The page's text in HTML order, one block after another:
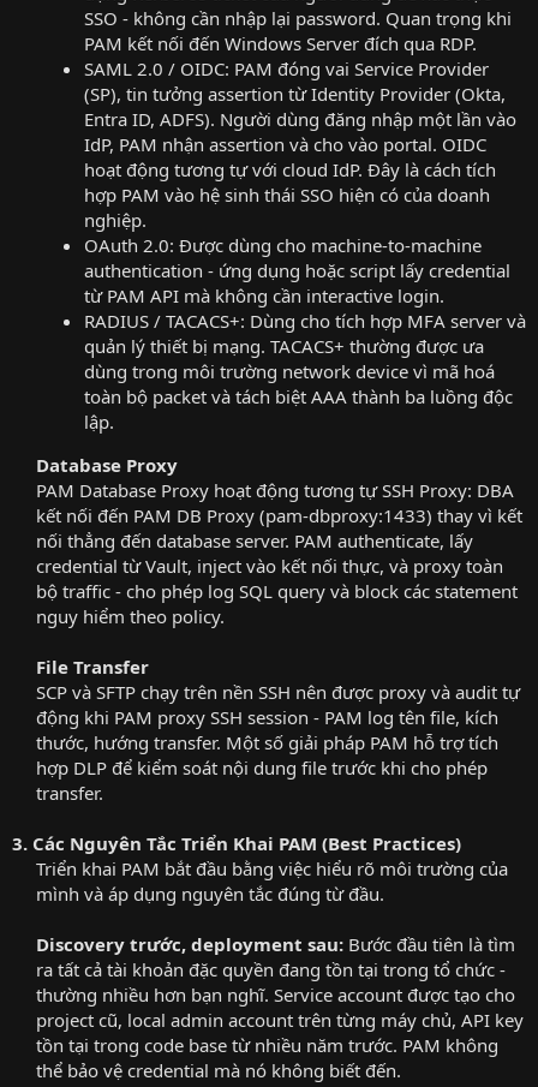
SSO - không cần nhập lại password. Quan trọng khi
PAM kết nối đến Windows Server đích qua RDP.
SAML 2.0 / OIDC: PAM đóng vai Service Provider
(SP), tin tưởng assertion từ Identity Provider (Okta,
Entra ID, ADFS). Người dùng đăng nhập một lần vào
IdP, PAM nhận assertion và cho vào portal. OIDC
hoạt động tương tự với cloud IdP. Đây là cách tích
hợp PAM vào hệ sinh thái SSO hiện có của doanh
nghiệp.
OAuth 2.0: Được dùng cho machine-to-machine
authentication - ứng dụng hoặc script lấy credential
từ PAM API mà không cần interactive login.
RADIUS / TACACS+: Dùng cho tích hợp MFA server và
quản lý thiết bị mạng. TACACS+ thường được ưa
dùng trong môi trường network device vì mã hoá
toàn bộ packet và tách biệt AAA thành ba luồng độc
lập.
Database Proxy
PAM Database Proxy hoạt động tương tự SSH Proxy: DBA
kết nối đến PAM DB Proxy (pam-dbproxy:1433) thay vì kết
nối thẳng đến database server. PAM authenticate, lấy
credential từ Vault, inject vào kết nối thực, và proxy toàn
bộ traffic - cho phép log SQL query và block các statement
nguy hiểm theo policy.​
File Transfer
SCP và SFTP chạy trên nền SSH nên được proxy và audit tự
động khi PAM proxy SSH session - PAM log tên file, kích
thước, hướng transfer. Một số giải pháp PAM hỗ trợ tích
hợp DLP để kiểm soát nội dung file trước khi cho phép
transfer.​
3. Các Nguyên Tắc Triển Khai PAM (Best Practices)
Triển khai PAM bắt đầu bằng việc hiểu rõ môi trường của
mình và áp dụng nguyên tắc đúng từ đầu.​
Discovery trước, deployment sau: Bước đầu tiên là tìm
ra tất cả tài khoản đặc quyền đang tồn tại trong tổ chức -
thường nhiều hơn bạn nghĩ. Service account được tạo cho
project cũ, local admin account trên từng máy chủ, API key
tồn tại trong code base từ nhiều năm trước. PAM không
thể bảo vệ credential mà nó không biết đến.​